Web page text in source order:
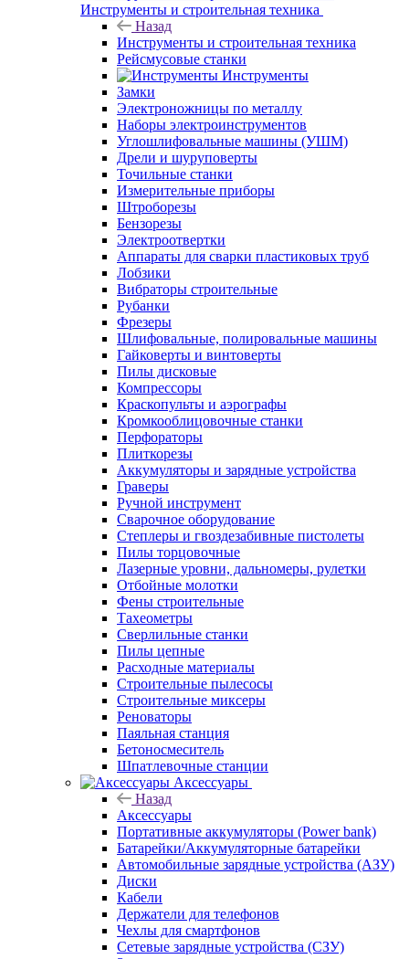
Инструменты и строительная техника
Назад
Инструменты и строительная техника
Рейсмусовые станки
Инструменты
Замки
Электроножницы по металлу
Наборы электроинструментов
Углошлифовальные машины (УШМ)
Дрели и шуруповерты
Точильные станки
Измерительные приборы
Штроборезы
Бензорезы
Электроотвертки
Аппараты для сварки пластиковых труб
Лобзики
Вибраторы строительные
Рубанки
Фрезеры
Шлифовальные, полировальные машины
Гайковерты и винтоверты
Пилы дисковые
Компрессоры
Краскопульты и аэрографы
Кромкооблицовочные станки
Перфораторы
Плиткорезы
Аккумуляторы и зарядные устройства
Граверы
Ручной инструмент
Сварочное оборудование
Степлеры и гвоздезабивные пистолеты
Пилы торцовочные
Лазерные уровни, дальномеры, рулетки
Отбойные молотки
Фены строительные
Тахеометры
Сверлильные станки
Пилы цепные
Расходные материалы
Строительные пылесосы
Строительные миксеры
Реноваторы
Паяльная станция
Бетоносмеситель
Шпатлевочные станции
Аксессуары
Назад
Аксессуары
Портативные аккумуляторы (Power bank)
Батарейки/Аккумуляторные батарейки
Автомобильные зарядные устройства (АЗУ)
Диски
Кабели
Держатели для телефонов
Чехлы для смартфонов
Сетевые зарядные устройства (СЗУ)